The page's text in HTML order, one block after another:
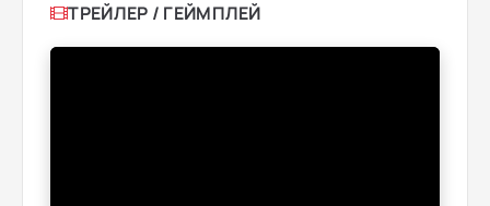
ТРЕЙЛЕР / ГЕЙМПЛЕЙ